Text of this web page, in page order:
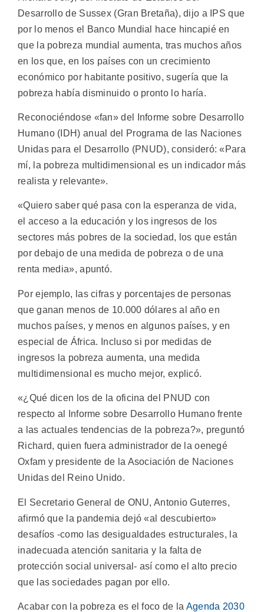
Desarrollo de Sussex (Gran Bretaña), dijo a IPS que
por lo menos el Banco Mundial hace hincapié en
que la pobreza mundial aumenta, tras muchos años
en los que, en los países con un crecimiento
económico por habitante positivo, sugería que la
pobreza había disminuido o pronto lo haría.
Reconociéndose «fan» del Informe sobre Desarrollo
Humano (IDH) anual del Programa de las Naciones
Unidas para el Desarrollo (PNUD), consideró: «Para
mí, la pobreza multidimensional es un indicador más
realista y relevante».
«Quiero saber qué pasa con la esperanza de vida,
el acceso a la educación y los ingresos de los
sectores más pobres de la sociedad, los que están
por debajo de una medida de pobreza o de una
renta media», apuntó.
Por ejemplo, las cifras y porcentajes de personas
que ganan menos de 10.000 dólares al año en
muchos países, y menos en algunos países, y en
especial de África. Incluso si por medidas de
ingresos la pobreza aumenta, una medida
multidimensional es mucho mejor, explicó.
«¿Qué dicen los de la oficina del PNUD con
respecto al Informe sobre Desarrollo Humano frente
a las actuales tendencias de la pobreza?», preguntó
Richard, quien fuera administrador de la oenegé
Oxfam y presidente de la Asociación de Naciones
Unidas del Reino Unido.
El Secretario General de ONU, Antonio Guterres,
afirmó que la pandemia dejó «al descubierto»
desafíos -como las desigualdades estructurales, la
inadecuada atención sanitaria y la falta de
protección social universal- así como el alto precio
que las sociedades pagan por ello.
Acabar con la pobreza es el foco de la Agenda 2030